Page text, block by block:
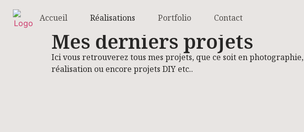
Accueil Réalisations Portfolio Contact
Mes derniers projets
Ici vous retrouverez tous mes projets, que ce soit en photographie,
réalisation ou encore projets DIY etc..